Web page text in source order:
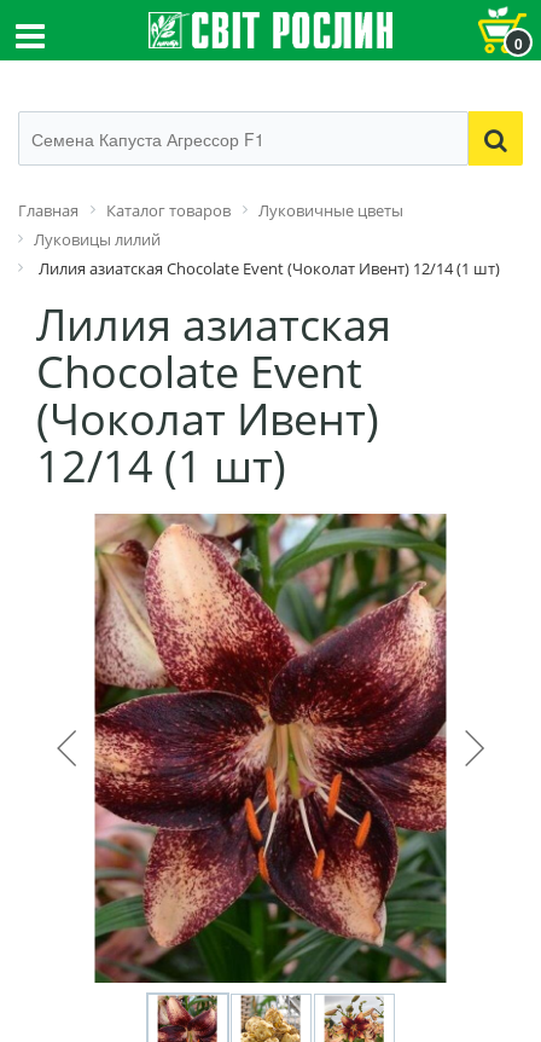
0
Главная Каталог товаров
Луковичные цветы
Луковицы лилий
Лилия азиатская Chocolate Event (Чоколат Ивент) 12/14 (1 шт)
Лилия азиатская
Chocolate Event
(Чоколат Ивент)
12/14 (1 шт)